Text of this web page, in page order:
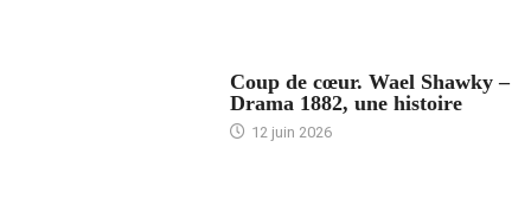
Coup de cœur. Wael Shawky –
Drama 1882, une histoire
12 juin 2026